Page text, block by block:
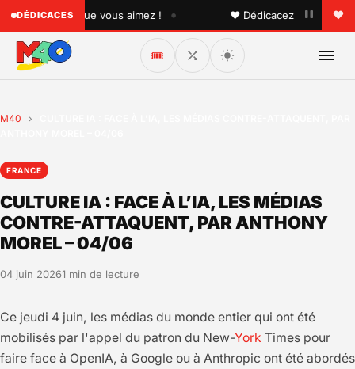
DÉDICACES
quelqu'un que vous aimez ! • ♥ Dédicacez un titre à vos
🎟️
M40 ›
FRANCE
CULTURE IA : FACE À L’IA, LES MÉDIAS
CONTRE-ATTAQUENT, PAR ANTHONY
MOREL – 04/06
04 juin 20261 min de lecture
Ce jeudi 4 juin, les médias du monde entier qui ont été
mobilisés par l'appel du patron du New-York Times pour
faire face à OpenIA, à Google ou à Anthropic ont été abordés